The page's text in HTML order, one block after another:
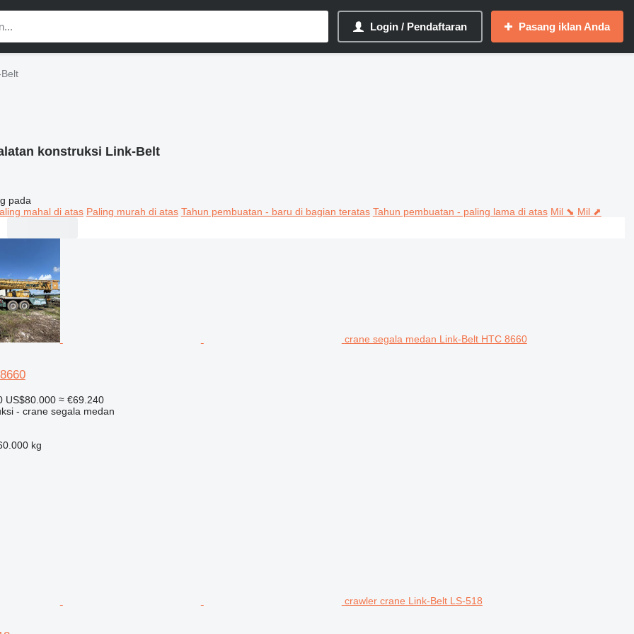
Login / Pendaftaran Pasang iklan Anda
konstruksi Link-Belt
pada
mahal di atas Paling murah di atas Tahun pembuatan - baru di bagian teratas Tahun pembuatan - paling lama di atas Mil ⬊ Mil ⬈
crane segala medan Link-Belt HTC 8660
US$80.000 ≈ €69.240
- crane segala medan
kg
crawler crane Link-Belt LS-518